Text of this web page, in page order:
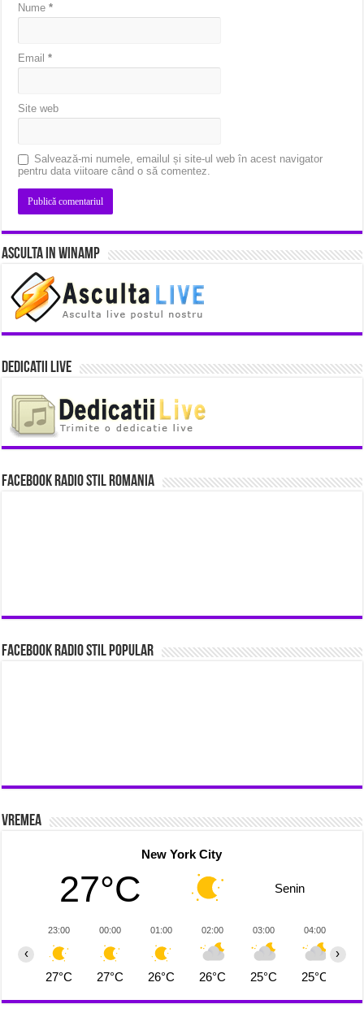
Nume*
Email*
Site web
Salvează-mi numele, emailul și site-ul web în acest navigator
pentru data viitoare când o să comentez.
Asculta in Winamp
Dedicatii Live
Facebook Radio Stil Romania
Facebook Radio Stil Popular
Vremea
New York City
27°C Senin
23:00
27°C
00:00
27°C
01:00
26°C
02:00
26°C
03:00
25°C
04:00
25°C
‹ ›